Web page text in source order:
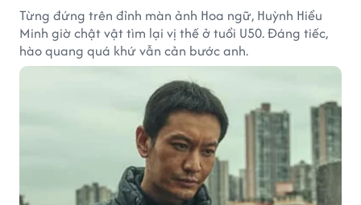
Từng đứng trên đỉnh màn ảnh Hoa ngữ, Huỳnh Hiểu
Minh giờ chật vật tìm lại vị thế ở tuổi U50. Đáng tiếc,
hào quang quá khứ vẫn cản bước anh.